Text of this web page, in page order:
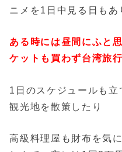
ニメを1日中見る日もあ
ある時には昼間にふと
ケットも買わず台湾旅
1日のスケジュールも
観光地を散策したり
高級料理屋も財布を気